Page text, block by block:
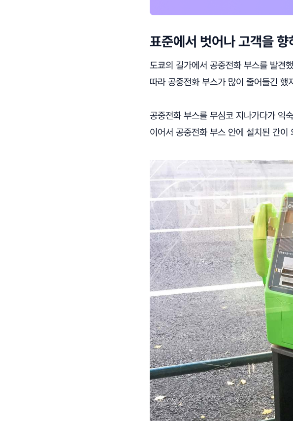
표준에서 벗어나 고객을 향
도쿄의 길가에서 공중전화 부스를 발견
따라 공중전화 부스가 많이 줄어들긴
공중전화 부스를 무심코 지나가다가 익
이어서 공중전화 부스 안에 설치된 간이